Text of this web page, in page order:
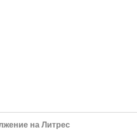
на Литрес